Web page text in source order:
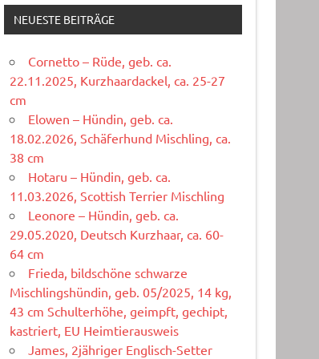
NEUESTE BEITRÄGE
Cornetto – Rüde, geb. ca.
22.11.2025, Kurzhaardackel, ca. 25-27
cm
Elowen – Hündin, geb. ca.
18.02.2026, Schäferhund Mischling, ca.
38 cm
Hotaru – Hündin, geb. ca.
11.03.2026, Scottish Terrier Mischling
Leonore – Hündin, geb. ca.
29.05.2020, Deutsch Kurzhaar, ca. 60-
64 cm
Frieda, bildschöne schwarze
Mischlingshündin, geb. 05/2025, 14 kg,
43 cm Schulterhöhe, geimpft, gechipt,
kastriert, EU Heimtierausweis
James, 2jähriger Englisch-Setter